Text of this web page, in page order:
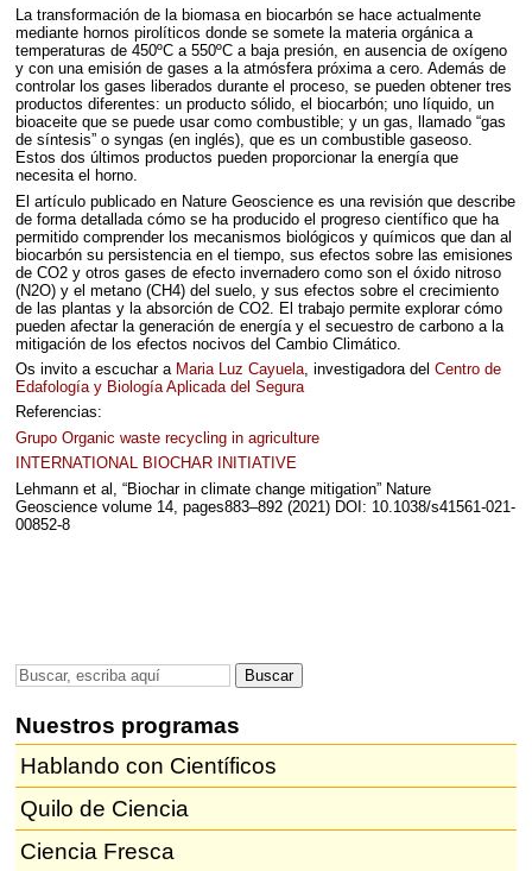
La transformación de la biomasa en biocarbón se hace actualmente
mediante hornos pirolíticos donde se somete la materia orgánica a
temperaturas de 450ºC a 550ºC a baja presión, en ausencia de oxígeno
y con una emisión de gases a la atmósfera próxima a cero. Además de
controlar los gases liberados durante el proceso, se pueden obtener tres
productos diferentes: un producto sólido, el biocarbón; uno líquido, un
bioaceite que se puede usar como combustible; y un gas, llamado “gas
de síntesis” o syngas (en inglés), que es un combustible gaseoso.
Estos dos últimos productos pueden proporcionar la energía que
necesita el horno.
El artículo publicado en Nature Geoscience es una revisión que describe
de forma detallada cómo se ha producido el progreso científico que ha
permitido comprender los mecanismos biológicos y químicos que dan al
biocarbón su persistencia en el tiempo, sus efectos sobre las emisiones
de CO2 y otros gases de efecto invernadero como son el óxido nitroso
(N2O) y el metano (CH4) del suelo, y sus efectos sobre el crecimiento
de las plantas y la absorción de CO2. El trabajo permite explorar cómo
pueden afectar la generación de energía y el secuestro de carbono a la
mitigación de los efectos nocivos del Cambio Climático.
Os invito a escuchar a Maria Luz Cayuela, investigadora del Centro de
Edafología y Biología Aplicada del Segura
Referencias:
Grupo Organic waste recycling in agriculture
INTERNATIONAL BIOCHAR
INITIATIVE
Lehmann et al, “Biochar in climate change mitigation” Nature
Geoscience volume 14, pages883–892 (2021) DOI: 10.1038/s41561-021-
00852-8
Nuestros programas
Hablando con Científicos
Quilo de Ciencia
Ciencia Fresca